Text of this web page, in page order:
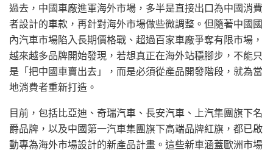
過去，中國車廠進軍海外市場，多半是直接出口為中國消費
者設計的車款，再針對海外市場做些微調整。但隨著中國國
內汽車市場陷入長期價格戰、超過百家車廠爭奪有限市場，
越來越多品牌開始發現，若想真正在海外站穩腳步，不能只
是「把中國車賣出去」，而是必須從產品開發階段，就為當
地消費者重新打造。
目前，包括比亞迪 、 奇瑞汽車 、 長安汽車 、 上汽集團旗下名
爵品牌，以及中國第一汽車集團旗下高端品牌紅旗 ，都已啟
動專為海外市場設計的新產品計畫。這些新車涵蓋歐洲市場